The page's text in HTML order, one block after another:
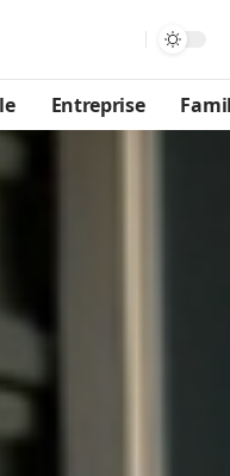
Entreprise